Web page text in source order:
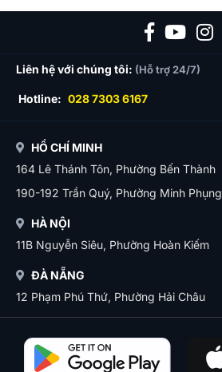
Liên hệ với chúng tôi: (Hỗ trợ 24/7)
Hotline: 028 7303 6167
HỒ CHÍ MINH
164 Lê Thánh Tôn, Phường Bến Thành
190-192 Trần Quý, Phường Minh Phụng
HÀ NỘI
11B Nguyễn Siêu, Phường Hoàn Kiếm
ĐÀ NẴNG
12 Phạm Phú Thứ, Phường Hải Châu